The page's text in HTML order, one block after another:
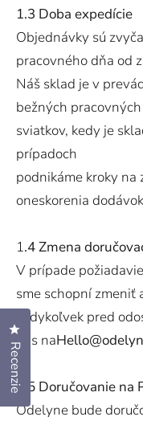
1.3 Doba expedície
Objednávky sú
pracovného dňa od
Náš sklad je v
bežných
sviatkov, kedy je
prípadoch
podnikáme kroky na
oneskorenia
1.4 Zmena
V prípade
sme schopní zmeniť
kedykoľvek pred
nás na
1.5 Doručovanie na
Odelyne bude
Recenzie
Kliknutím otvoríte